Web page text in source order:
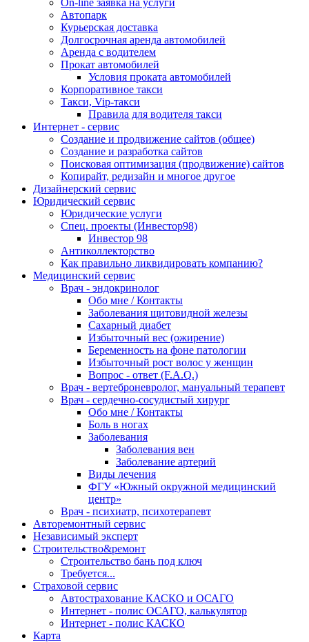
Автопарк
Курьерская доставка
Долгосрочная аренда автомобилей
Аренда с водителем
Прокат автомобилей
Условия проката автомобилей
Корпоративное такси
Такси, Vip-такси
Правила для водителя такси
Интернет - сервис
Создание и продвижение сайтов (общее)
Создание и разработка сайтов
Поисковая оптимизация (продвижение) сайтов
Копирайт, редизайн и многое другое
Дизайнерский сервис
Юридический сервис
Юридические услуги
Спец. проекты (Инвестор98)
Инвестор 98
Антиколлекторство
Как правильно ликвидировать компанию?
Медицинский сервис
Врач - эндокринолог
Обо мне / Контакты
Заболевания щитовидной железы
Сахарный диабет
Избыточный вес (ожирение)
Беременность на фоне патологии
Избыточный рост волос у женщин
Вопрос - ответ (F.A.Q.)
Врач - вертеброневролог, мануальный терапевт
Врач - сердечно-сосудистый хирург
Обо мне / Контакты
Боль в ногах
Заболевания
Заболевания вен
Заболевание артерий
Виды лечения
ФГУ «Южный окружной медицинский
центр»
Врач - психиатр, психотерапевт
Авторемонтный сервис
Независимый эксперт
Строительство&ремонт
Строительство бань под ключ
Требуется...
Страховой сервис
Автострахование КАСКО и ОСАГО
Интернет - полис ОСАГО, калькулятор
Интернет - полис КАСКО
Карта